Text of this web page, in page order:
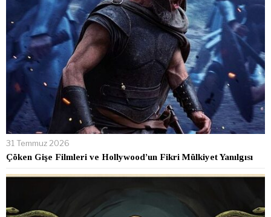
31 Temmuz 2026
Çöken Gişe Filmleri ve Hollywood’un Fikri Mülkiyet Yanılgısı